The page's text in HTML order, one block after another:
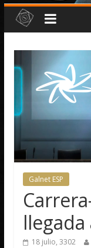
Galnet ESP
llegada
18 julio, 3302